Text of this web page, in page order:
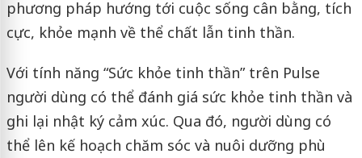
phương pháp hướng tới cuộc sống cân bằng, tích
cực, khỏe mạnh về thể chất lẫn tinh thần.
Với tính năng “Sức khỏe tinh thần” trên Pulse
người dùng có thể đánh giá sức khỏe tinh thần và
ghi lại nhật ký cảm xúc. Qua đó, người dùng có
thể lên kế hoạch chăm sóc và nuôi dưỡng phù